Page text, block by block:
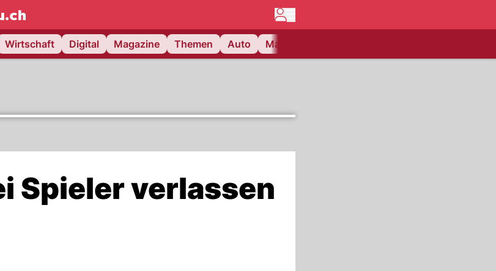
NAU.ch
Wirtschaft Digital Magazine Themen Auto Matchcenter
Spieler verlassen